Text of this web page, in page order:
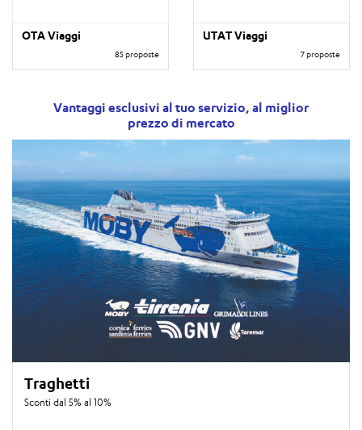
OTA Viaggi
85 proposte
UTAT Viaggi
7 proposte
Vantaggi esclusivi al tuo servizio, al miglior
prezzo di mercato
Traghetti
Sconti dal 5% al 10%